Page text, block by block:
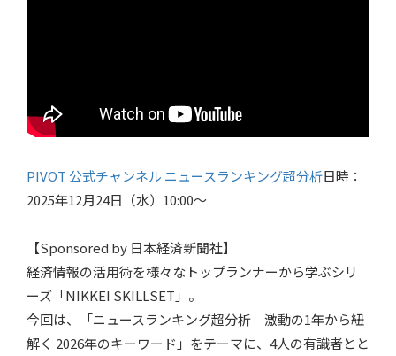
PIVOT 公式チャンネル ニュースランキング超分析日時：
2025年12月24日（水）10:00～
【Sponsored by 日本経済新聞社】
経済情報の活用術を様々なトップランナーから学ぶシリ
ーズ「NIKKEI SKILLSET」。
今回は、「ニュースランキング超分析 激動の1年から紐
解く 2026年のキーワード」をテーマに、4人の有識者とと